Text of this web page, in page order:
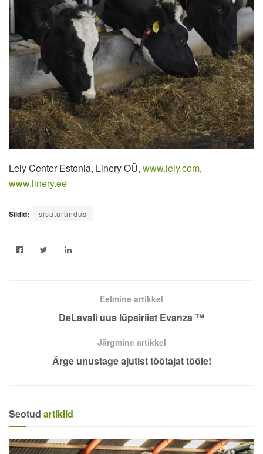
Lely Center Estonia, Linery OÜ, www.lely.com,
www.linery.ee
Sildid: sisuturundus
Eelmine artikkel
DeLavali uus lüpsiriist Evanza ™
Järgmine artikkel
Ärge unustage ajutist töötajat tööle!
Seotud artiklid